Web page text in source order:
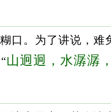
口。为了讲说，难
山迥迥，水潺潺